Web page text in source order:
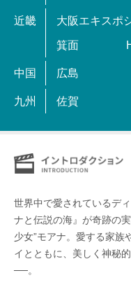
近畿 大阪エキスポ
箕面
中国 広島
九州 佐賀
世界中で愛されているデ
ナと伝説の海』が奇跡の
少女”モアナ。愛する家族
イとともに、美しく神秘
──。